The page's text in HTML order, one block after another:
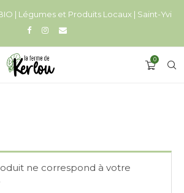
| Légumes et Produits Locaux | Saint-Yvi
0
ne correspond à votre